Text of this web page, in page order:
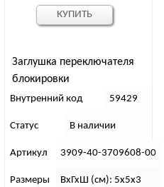
Заглушка переключателя
блокировки
дифференциала
Внутренний код 59429
Статус В наличии
Артикул 3909-40-3709608-00
Размеры ВхГхШ (см): 5х5х3
КУПИТЬ